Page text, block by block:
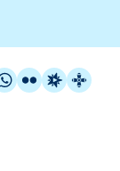
FlickrRadio